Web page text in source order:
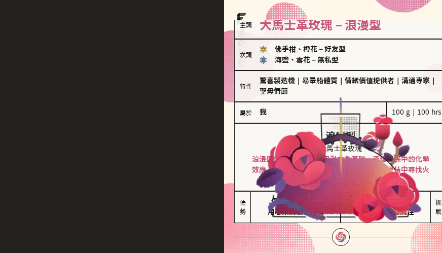
主調 大馬士革玫瑰－浪漫型
次調
佛手柑、橙花 － 好友型
海鹽、雪花 － 無私型
特性
驚喜製造機 易暈船體質 情緒價值提供者 溝通專家
聖母情節
屬於 我 100 g｜100 hrs
浪漫型
大馬士革玫瑰
浪漫型的人以激情與性吸引力為基礎，深信關係中的化學
效應，認為每次相遇都是命中註定。傾向在愛情中尋找火
花，經常表達對另一半的愛意和讚美。
優
勢
保持戀愛新鮮感
用心策劃浪漫驚喜
情緒起伏較大
感情中較需要關注
挑
戰